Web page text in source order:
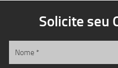
Solicite seu